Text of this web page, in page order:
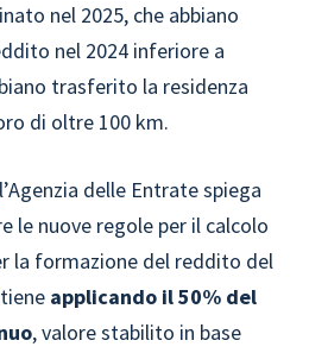
nel 2025, che abbiano
nel 2024 inferiore a
trasferito la residenza
di oltre 100 km.
delle Entrate spiega
le nuove regole per il calcolo
la formazione del reddito del
applicando il 50% del
, valore stabilito in base